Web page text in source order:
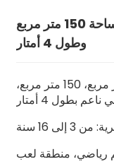
مجموعة ملعب داخلي ناعم بمساحة 150 متر مربع
وطول 4 أمتار
مساحة المنطقة: أقل من 200 متر مربع، 150 متر مربع،
بطول 4 أمتار
3 إلى 16 سنة
رياضي، منطقة لعب